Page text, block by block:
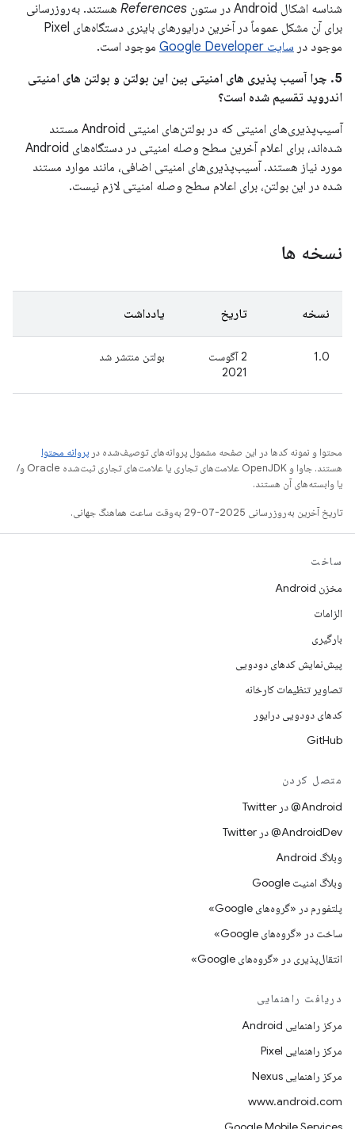
شناسه اشکال Android در ستون
References هستند. به‌روزرسانی
برای آن مشکل عموماً در آخرین درایورهای باینری دستگاه‌های Pixel
موجود در سایت Google Developer
موجود است.
5. چرا آسیب پذیری های امنیتی بین این بولتن و بولتن های امنیتی
اندروید تقسیم شده است؟
آسیب‌پذیری‌های امنیتی که در بولتن‌های امنیتی Android مستند
شده‌اند، برای اعلام آخرین سطح وصله امنیتی در دستگاه‌های Android
مورد نیاز هستند. آسیب‌پذیری‌های امنیتی اضافی، مانند موارد مستند
شده در این بولتن، برای اعلام سطح وصله امنیتی لازم نیست.
نسخه ها
نسخه تاریخ یادداشت
1.0
2 آگوست
2021
بولتن منتشر شد
محتوا و نمونه کدها در این صفحه مشمول پروانه‌های توصیف‌شده در پروانه محتوا
هستند. جاوا و OpenJDK علامت‌های تجاری یا علامت‌های تجاری ثبت‌شده Oracle و/
یا وابسته‌های آن هستند.
تاریخ آخرین به‌روزرسانی 2025-07-29 به‌وقت ساعت هماهنگ جهانی.
ساخت
مخزن Android
الزامات
بارگیری
پیش‌نمایش کدهای دودویی
تصاویر تنظیمات کارخانه
کدهای دودویی درایور
GitHub
متصل کردن
Android@ در Twitter
AndroidDev@ در Twitter
وبلاگ Android
وبلاگ امنیت Google
پلتفورم در «گروه‌های Google»
ساخت در «گروه‌های Google»
انتقال‌پذیری در «گروه‌های Google»
دریافت راهنمایی
مرکز راهنمایی Android
مرکز راهنمایی Pixel
مرکز راهنمایی Nexus
www.android.com